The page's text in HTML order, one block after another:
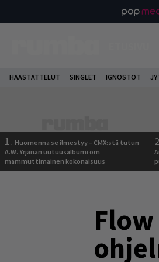
HAASTATTELUT SINGLET IGNOSTOT
1. Huomenna se ilmestyy – CMX:stä tutun
A.W. Yrjänän uutuusalbumi om
mammuttimainen kokonaisuus